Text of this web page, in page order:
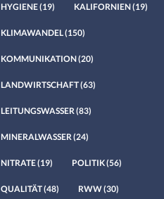
HYGIENE(19) KALIFORNIEN(19)
KLIMAWANDEL(150)
KOMMUNIKATION(20)
LANDWIRTSCHAFT(63)
LEITUNGSWASSER (83)
MINERALWASSER (24)
NITRATE(19) POLITIK(56)
QUALITÄT(48) RWW(30)